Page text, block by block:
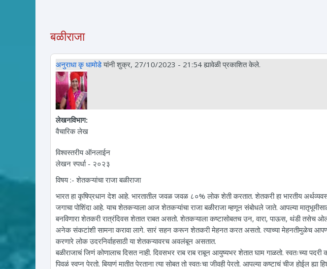
बळीराजा
अनुराधा कृ धामोडेयांनी शुक्र, 27/10/2023 - 21:54 ह्यावेळी प्रकाशित केले.
लेखनविभाग:
वैचारिक लेख
विश्वस्तरीय ऑनलाईन
लेखन स्पर्धा - २०२३
विषय :- शेतकऱ्यांचा राजा बळीराजा
भारत हा कृषिप्रधान देश आहे. भारतातील जवळ जवळ ८०% लोक शेती करतात. शेतकरी हा भारतीय
जगाचा पोशिंदा आहे. याच शेतकऱ्याला आज शेतकऱ्यांचा राजा बळीराजा म्हणून संबोधले जाते. आपल्या
बनविणारा शेतकरी रात्रंदिवस शेतात राबत असतो. शेतकऱ्याला कष्टासोबतच उन, वारा, पाऊस, थंडी तसेच
अनेक संकटांशी सामना करावा लागे. सारं सहन करून शेतकरी मेहनत करत असतो. त्याच्या मेहनतीमुळेच
करणारे लोक उदरनिर्वाहसाठी या शेतकऱ्यावरच अवलंबून असतात.
बळीराजाचं जिणं कोणालाच दिसत नाही. दिवसभर राब राब राबून आयुष्यभर शेतात घाम गाळतो. स्वतःच्या पदरी
पिवळं स्वप्न पेरतो. बियाणं मातीत पेरताना त्या सोबत तो स्वतःचा जीवही पेरतो. आपल्या कष्टाचं चीज होईल ह्या